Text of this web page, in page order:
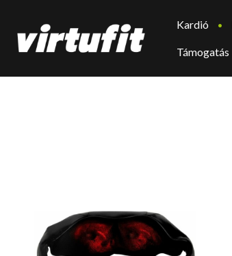
Kardió
Támogatás